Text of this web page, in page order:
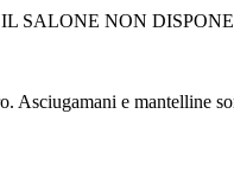
IL SALONE NON
Asciugamani e mantelline